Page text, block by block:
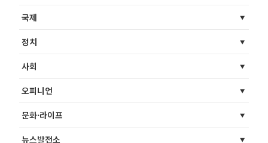
국제
정치
사회
오피니언
문화·라이프
뉴스발전소